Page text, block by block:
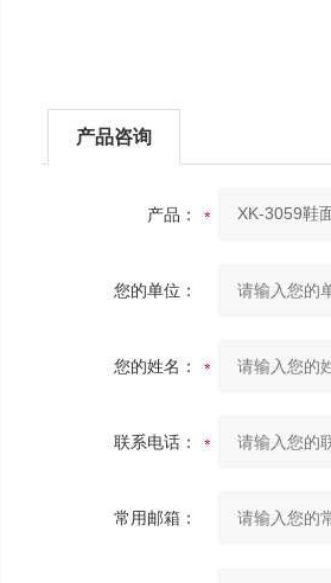
产品咨询
产品：
您的单位：
您的姓名：
联系电话：
常用邮箱：